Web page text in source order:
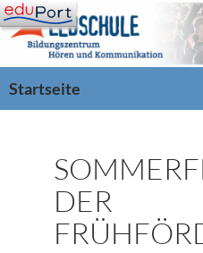
Zum
Inhalt
springen
Startseite
DER